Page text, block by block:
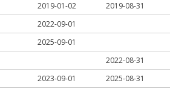
2019-01-02
2019-08-31
2022-09-01
2025-09-01
2022-08-31
2023-09-01
2025-08-31